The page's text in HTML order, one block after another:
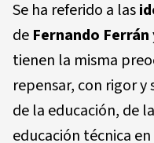
Se ha referido a las
de Fernando Ferrán
tienen la misma
repensar, con rigor
de la educación, de
educación técnica